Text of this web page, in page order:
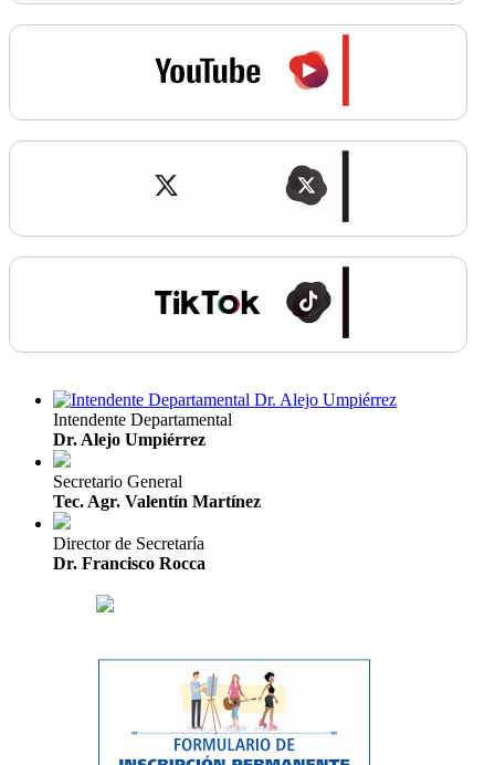
Intendente Departamental
Dr. Alejo Umpiérrez
Secretario General
Tec. Agr. Valentín Martínez
Director de Secretaría
Dr. Francisco Rocca